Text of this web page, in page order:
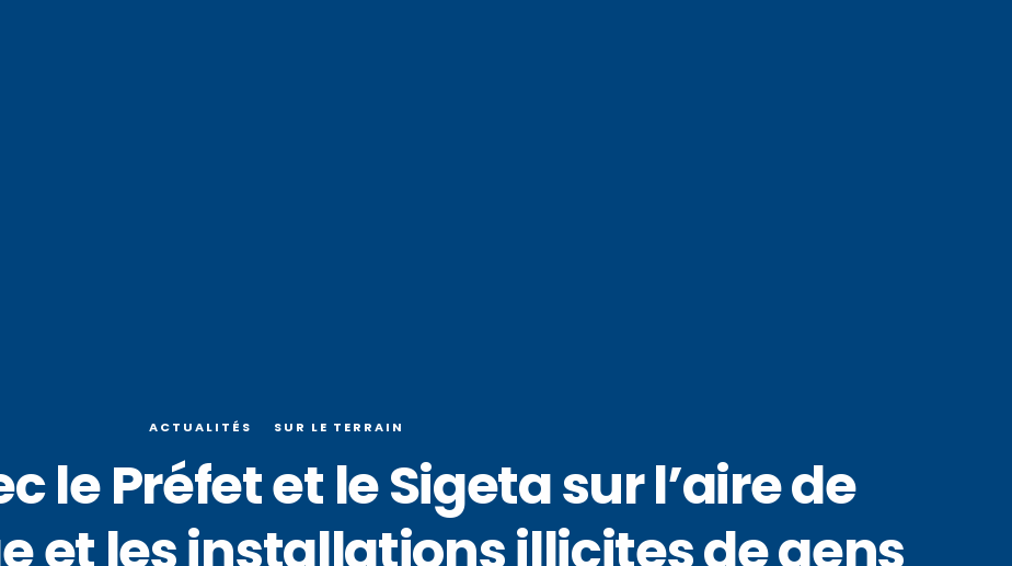
ACTUALITÉS SUR LE TERRAIN
le Préfet et le Sigeta sur l’aire de
et les installations illicites de gens